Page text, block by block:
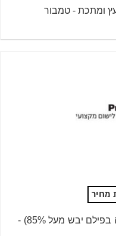
ומתכת - טמבור
מחיר
אבקה צבע יסוד עשיר אבץ (תכולה בפילם יבש מעל 85%) -